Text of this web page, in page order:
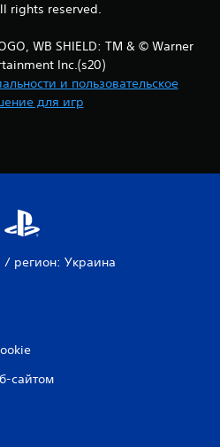
rights reserved.
WB SHIELD: TM & © Warner
Inc.(s20)
и пользовательское
для игр
/ регион: Украина
сайтом